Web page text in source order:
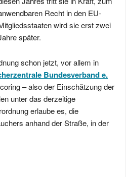
Recht in den EU-
wird sie erst zwei
später.
schon jetzt, vor allem in
Bundesverband e.
– also der Einschätzung der
unter das derzeitige
erlaube es, die
anhand der Straße, in der